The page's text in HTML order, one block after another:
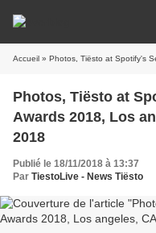
Accueil » Photos, Tiësto at Spotify's Secret
Photos, Tiësto at
Awards 2018, Los
2018
Publié le 18/11/2018 à 13:37
Par TiestoLive - News Tiësto